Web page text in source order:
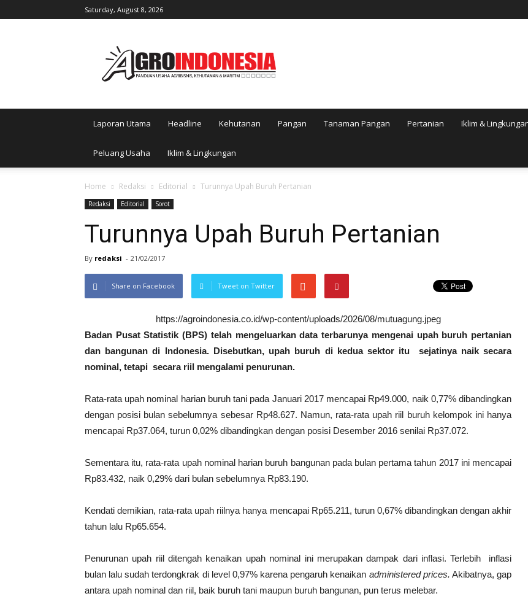
Saturday, August 8, 2026
Laporan Utama Headline Kehutanan Pangan Tanaman Pangan Pertanian Iklim &
Peluang Usaha Iklim & Lingkungan
Home Redaksi Editorial Turunnya Upah Buruh Pertanian
Redaksi Editorial Sorot
Turunnya Upah Buruh Pertanian
By redaksi - 21/02/2017
Share on Facebook Tweet on Twitter
https://agroindonesia.co.id/wp-content/uploads/2026/08/mutuagung.jpeg
Badan Pusat Statistik (BPS) telah mengeluarkan data terbarunya mengenai upah buruh pertanian
dan bangunan di Indonesia. Disebutkan, upah buruh di kedua sektor itu sejatinya naik secara
nominal, tetapi secara riil mengalami penurunan.
Rata-rata upah nominal harian buruh tani pada Januari 2017 mencapai Rp49.000, naik 0,77% dibandingkan
dengan posisi bulan sebelumnya sebesar Rp48.627. Namun, rata-rata upah riil buruh kelompok ini hanya
mencapai Rp37.064, turun 0,02% dibandingkan dengan posisi Desember 2016 senilai Rp37.072.
Sementara itu, rata-rata upah nominal harian buruh bangunan pada bulan pertama tahun 2017 ini mencapai
Rp83.432, naik 0,29% dari bulan sebelumnya Rp83.190.
Kendati demikian, rata-rata upah riilnya hanya mencapai Rp65.211, turun 0,67% dibandingkan dengan akhir
tahun lalu Rp65.654.
Penurunan upah riil ditengah kenaikan upah nominal ini merupakan dampak dari inflasi. Terlebih inflasi
bulan lalu sudah terdongkrak di level 0,97% karena pengaruh kenaikan administered prices. Akibatnya, gap
antara upah nominal dan riil, baik buruh tani maupun buruh bangunan, pun terus melebar.